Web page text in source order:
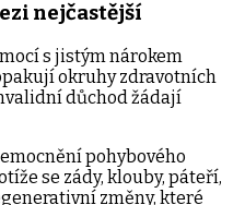
nejčastější
s jistým nárokem
okruhy zdravotních
důchod žádají
pohybového
se zády, klouby, páteří,
změny, které